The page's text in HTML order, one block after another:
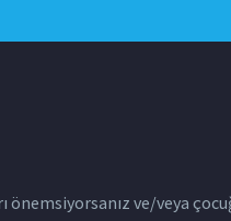
önemsiyorsanız ve/veya